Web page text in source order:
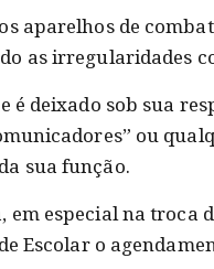
aparelhos de
as irregularidades
é deixado sob sua
ou
sua função.
especial na troca
Escolar o